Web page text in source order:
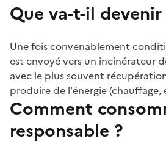
Que va-t-il devenir
Une fois convenablement
est envoyé vers un incinérateur
avec le plus souvent
produire de l'énergie (chauffage,
Comment
responsable ?